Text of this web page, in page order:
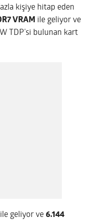
kişiye hitap eden
VRAM ile geliyor ve
TDP’si bulunan kart
ile geliyor ve6.144